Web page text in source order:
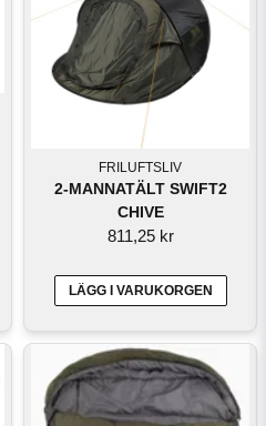
FRILUFTSLIV
2-MANNATÄLT SWIFT2
CHIVE
811,25 kr
LÄGG I VARUKORGEN